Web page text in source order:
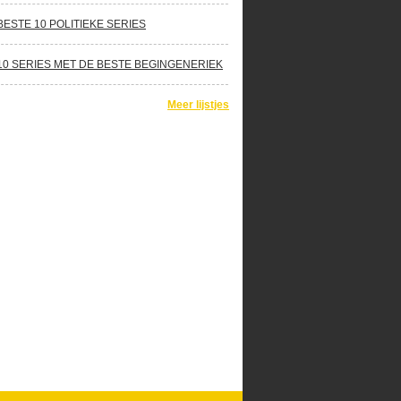
10 POLITIEKE SERIES
SERIES MET DE BESTE BEGINGENERIEK
Meer lijstjes